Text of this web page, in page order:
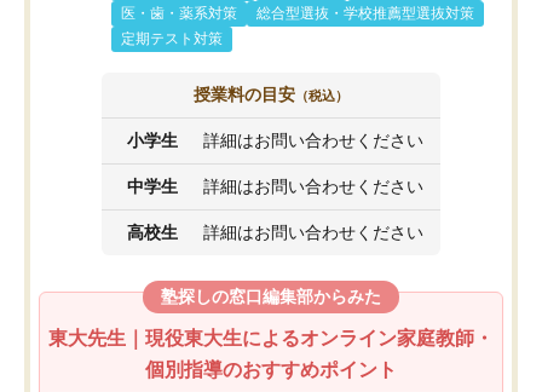
医・歯・薬系対策
総合型選抜・学校推薦型選抜対策
定期テスト対策
授業料の目安 （税込）
小学生 詳細はお問い合わせください
中学生 詳細はお問い合わせください
高校生 詳細はお問い合わせください
塾探しの窓口編集部からみた
東大先生｜現役東大生によるオンライン家庭教師・
個別指導のおすすめポイント